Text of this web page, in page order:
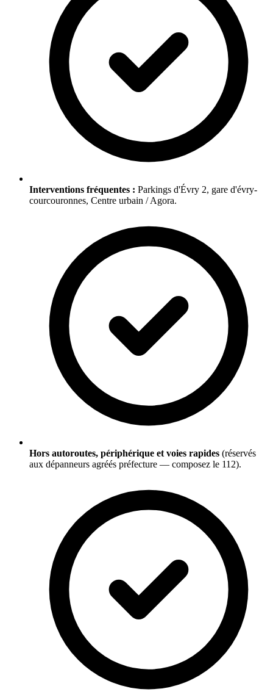
Interventions fréquentes : Parkings d'Évry 2, gare d'évry-
courcouronnes, Centre urbain / Agora.
Hors autoroutes, périphérique et voies rapides (réservés
aux dépanneurs agréés préfecture — composez le 112).